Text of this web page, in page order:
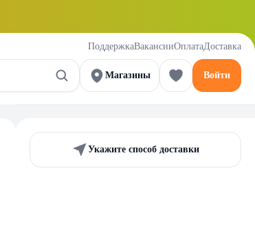
ПоддержкаВакансииОплатаДоставка
Магазины Войти
Укажите способ доставки